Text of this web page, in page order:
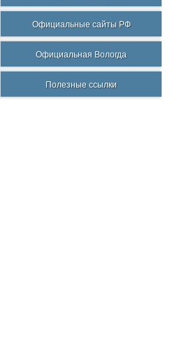
Официальные сайты РФ
Официальная Вологда
Полезные ссылки